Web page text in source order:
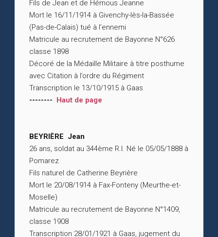
Fils de Jean et de Hémous Jeanne
Mort le 16/11/1914 à Givenchy-lès-la-Bassée
(Pas-de-Calais) tué à l’ennemi
Matricule au recrutement de Bayonne N°626
classe 1898
Décoré de la Médaille Militaire à titre posthume
avec Citation à l’ordre du Régiment
Transcription le 13/10/1915 à Gaas
-------- Haut de page
BEYRIÈRE Jean
26 ans, soldat au 344ème R.I. Né le 05/05/1888 à
Pomarez
Fils naturel de Catherine Beyrière
Mort le 20/08/1914 à Fax-Fonteny (Meurthe-et-
Moselle)
Matricule au recrutement de Bayonne N°1409,
classe 1908
Transcription 28/01/1921 à Gaas, jugement du